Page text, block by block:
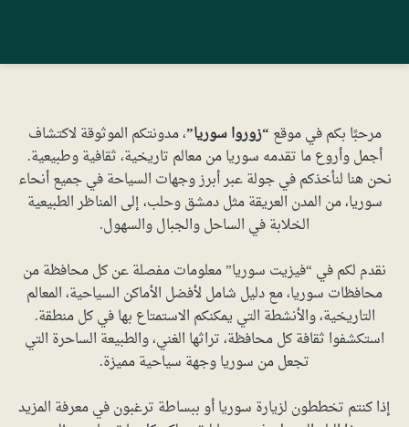
مرحبًا بكم في موقع “زوروا سوريا”، مدونتكم الموثوقة لاكتشاف
أجمل وأروع ما تقدمه سوريا من معالم تاريخية، ثقافية وطبيعية.
نحن هنا لنأخذكم في جولة عبر أبرز وجهات السياحة في جميع أنحاء
سوريا، من المدن العريقة مثل دمشق وحلب، إلى المناظر الطبيعية
الخلابة في الساحل والجبال والسهول.
نقدم لكم في “فيزيت سوريا” معلومات مفصلة عن كل محافظة من
محافظات سوريا، مع دليل شامل لأفضل الأماكن السياحية، المعالم
التاريخية، والأنشطة التي يمكنكم الاستمتاع بها في كل منطقة.
استكشفوا ثقافة كل محافظة، تراثها الغني، والطبيعة الساحرة التي
تجعل من سوريا وجهة سياحية مميزة.
إذا كنتم تخططون لزيارة سوريا أو ببساطة ترغبون في معرفة المزيد